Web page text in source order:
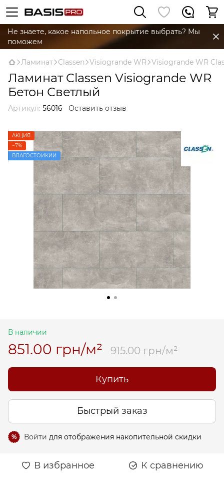
Не знаете, какое напольное покрытие выбрать? Мы
поможем
Ламинат Classen Visiogrande WR Visiogrande WR
Ламинат Classen Visiogrande WR
Бетон Светлый
Артикул: 56016 Оставить отзыв
АКЦИЯ
−7%
ВЛАГОСТОЙКИЙ
В наличии
851.00 грн/м² 915.00 грн/м²
Купить
Быстрый заказ
% Войти для отображения накопительной скидки
В избранное К сравнению